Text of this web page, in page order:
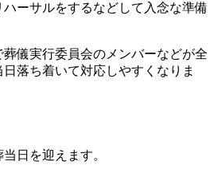
ーサルをするなどして入念な準備
儀実行委員会のメンバーなどが全
落ち着いて対応しやすくなりま
日を迎えます。